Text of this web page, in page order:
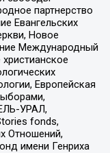
партнерство
Евангельских
Новое
Международный
Европейская
УРАЛ,
fonds,
Отношений,
имени Генриха